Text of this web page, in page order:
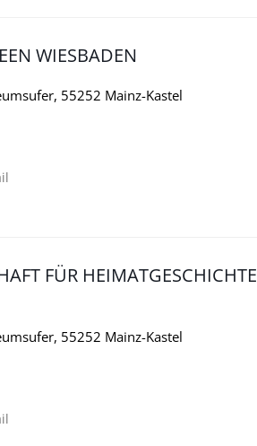
WIESBADEN
55252 Mainz-Kastel
FÜR HEIMATGESCHICHTE
55252 Mainz-Kastel